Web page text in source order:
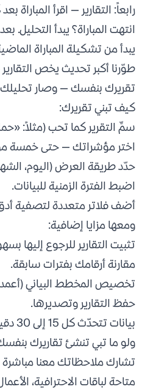
رابعاً: التقارير — اقرأ
انتهت المباراة؟ يبدأ
يبدأ من تشكيلة المباراة
طوّرنا أكبر تحديث يخص التقارير
تقريرك بنفسك — وصار
كيف تبني تقريرك:
سمِّ التقرير كما تحب (مثلاً:
اختر مؤشراتك — حتى خمسة
حدّد طريقة العرض (اليوم،
اضبط الفترة الزمنية للبيانات.
أضف فلاتر متعددة لتصفية
ومعها مزايا إضافية:
تثبيت التقارير للرجوع إليها
مقارنة أرقامك بفترات سابقة.
تخصيص المخطط البياني
حفظ التقارير وتصديرها.
بيانات تتحدّث كل 15 إلى 30 دقيقة.
ولو ما تبي تنشئ تقاريرك
تشارك ملاحظاتك معنا
متاحة لباقات الاحترافية،